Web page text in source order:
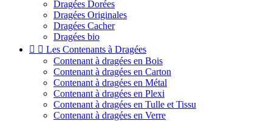
Dragées Dorées
Dragées Originales
Dragées Cacher
Dragées bio
  Les Contenants à Dragées
Contenant à dragées en Bois
Contenant à dragées en Carton
Contenant à dragées en Métal
Contenant à dragées en Plexi
Contenant à dragées en Tulle et Tissu
Contenant à dragées en Verre